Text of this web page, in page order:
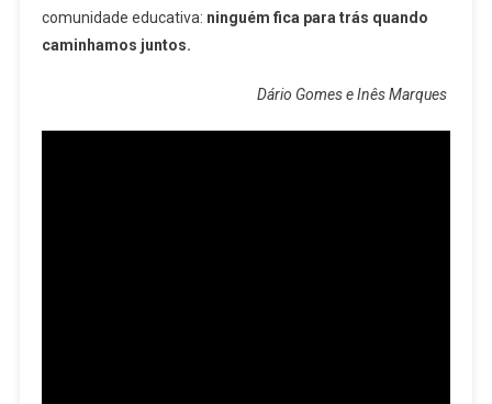
comunidade educativa: ninguém fica para trás quando
caminhamos juntos.
Dário Gomes e Inês Marques